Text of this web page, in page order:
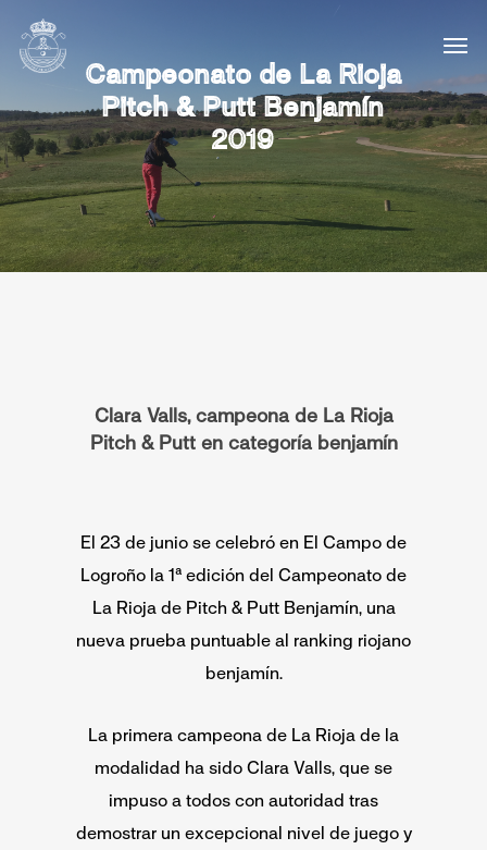
Campeonato de La Rioja
Pitch & Putt Benjamín
2019
Clara Valls, campeona de La Rioja
Pitch & Putt en categoría benjamín
El 23 de junio se celebró en El Campo de
Logroño la 1ª edición del Campeonato de
La Rioja de Pitch & Putt Benjamín, una
nueva prueba puntuable al ranking riojano
benjamín.
La primera campeona de La Rioja de la
modalidad ha sido Clara Valls, que se
impuso a todos con autoridad tras
demostrar un excepcional nivel de juego y